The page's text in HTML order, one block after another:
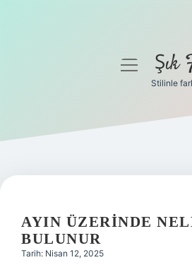
Gizlilik Politikası
Yasal Uyarı
menüyüŞık
Stilinle
AYIN ÜZERINDE
BULUNUR
Tarih: Nisan 12, 2025